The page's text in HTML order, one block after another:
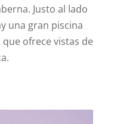
Justo al lado
una gran piscina
ofrece vistas de